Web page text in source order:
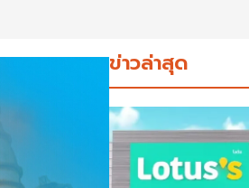
ข่าวล่าสุด